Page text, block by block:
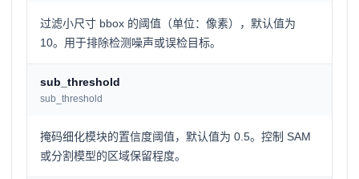
过滤小尺寸 bbox 的阈值（单位：像素），默认值为
10。用于排除检测噪声或误检目标。
sub_threshold
sub_threshold
掩码细化模块的置信度阈值，默认值为 0.5。控制 SAM
或分割模型的区域保留程度。